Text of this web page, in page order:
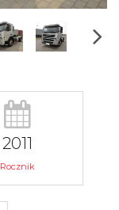
2011
Rocznik